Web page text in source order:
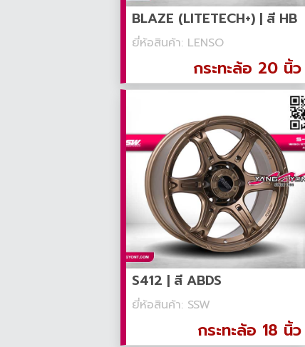
BLAZE (LITETECH+) | สี HB
ยี่ห้อสินค้า: LENSO
กระทะล้อ 20 นิ้ว
S412 | สี ABDS
ยี่ห้อสินค้า: SSW
กระทะล้อ 18 นิ้ว